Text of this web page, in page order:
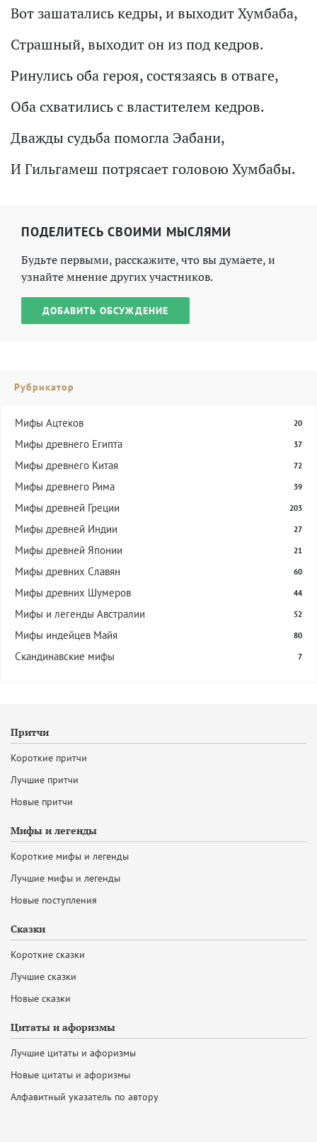
Вот зашатались кедры, и выходит Хумбаба,
Страшный, выходит он из под кедров.
Ринулись оба героя, состязаясь в отваге,
Оба схватились с властителем кедров.
Дважды судьба помогла Эабани,
И Гильгамеш потрясает головою Хумбабы.
ПОДЕЛИТЕСЬ СВОИМИ МЫСЛЯМИ
Будьте первыми, расскажите, что вы думаете, и
узнайте мнение других участников.
ДОБАВИТЬ ОБСУЖДЕНИЕ
Рубрикатор
Мифы Ацтеков 20
Мифы древнего Египта 37
Мифы древнего Китая 72
Мифы древнего Рима 39
Мифы древней Греции 203
Мифы древней Индии 27
Мифы древней Японии 21
Мифы древних Славян 60
Мифы древних Шумеров 44
Мифы и легенды Австралии 52
Мифы индейцев Майя 80
Скандинавские мифы 7
Притчи
Короткие притчи
Лучшие притчи
Новые притчи
Мифы и легенды
Короткие мифы и легенды
Лучшие мифы и легенды
Новые поступления
Сказки
Короткие сказки
Лучшие сказки
Новые сказки
Цитаты и афоризмы
Лучшие цитаты и афоризмы
Новые цитаты и афоризмы
Алфавитный указатель по автору